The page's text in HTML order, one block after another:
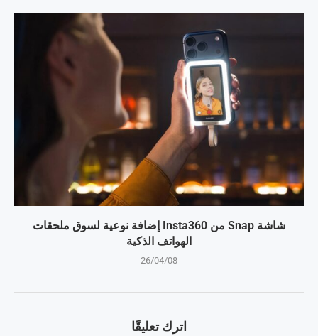
شاشة Snap من Insta360 إضافة نوعية لسوق ملحقات
الهواتف الذكية
26/04/08
اترك تعليقًا